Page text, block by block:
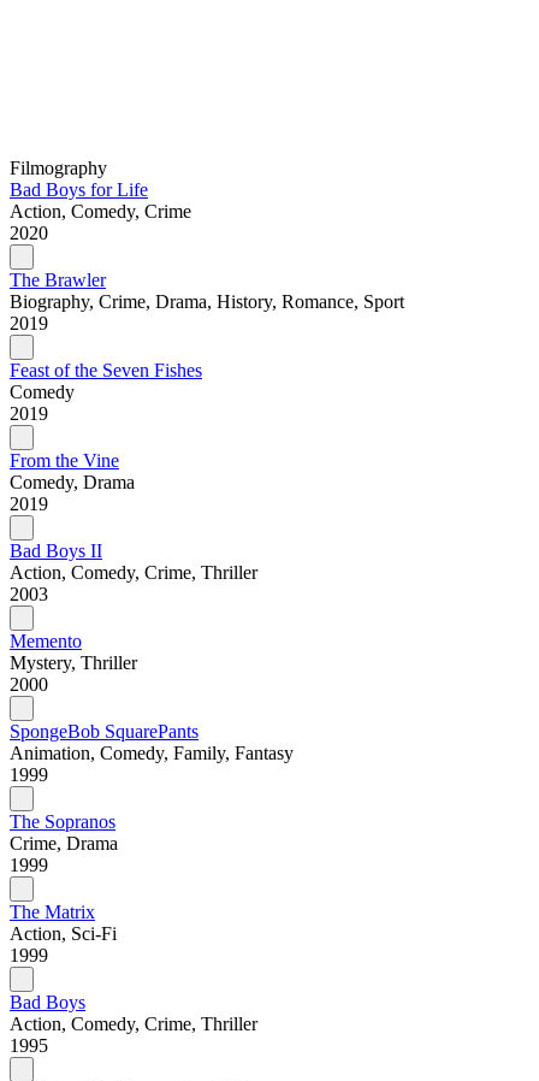
Filmography
Bad Boys for Life
Action, Comedy, Crime
2020
The Brawler
Biography, Crime, Drama, History, Romance, Sport
2019
Feast of the Seven Fishes
Comedy
2019
From the Vine
Comedy, Drama
2019
Bad Boys II
Action, Comedy, Crime, Thriller
2003
Memento
Mystery, Thriller
2000
SpongeBob SquarePants
Animation, Comedy, Family, Fantasy
1999
The Sopranos
Crime, Drama
1999
The Matrix
Action, Sci-Fi
1999
Bad Boys
Action, Comedy, Crime, Thriller
1995